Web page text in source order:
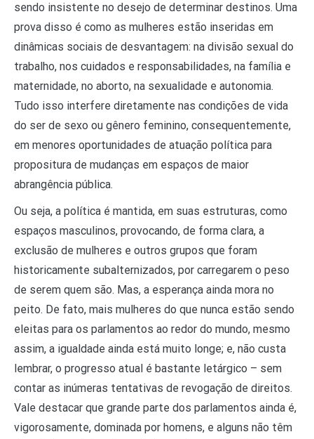
sendo insistente no desejo de determinar destinos. Uma
prova disso é como as mulheres estão inseridas em
dinâmicas sociais de desvantagem: na divisão sexual do
trabalho, nos cuidados e responsabilidades, na família e
maternidade, no aborto, na sexualidade e autonomia.
Tudo isso interfere diretamente nas condições de vida
do ser de sexo ou gênero feminino, consequentemente,
em menores oportunidades de atuação política para
propositura de mudanças em espaços de maior
abrangência pública.
Ou seja, a política é mantida, em suas estruturas, como
espaços masculinos, provocando, de forma clara, a
exclusão de mulheres e outros grupos que foram
historicamente subalternizados, por carregarem o peso
de serem quem são. Mas, a esperança ainda mora no
peito. De fato, mais mulheres do que nunca estão sendo
eleitas para os parlamentos ao redor do mundo, mesmo
assim, a igualdade ainda está muito longe; e, não custa
lembrar, o progresso atual é bastante letárgico – sem
contar as inúmeras tentativas de revogação de direitos.
Vale destacar que grande parte dos parlamentos ainda é,
vigorosamente, dominada por homens, e alguns não têm